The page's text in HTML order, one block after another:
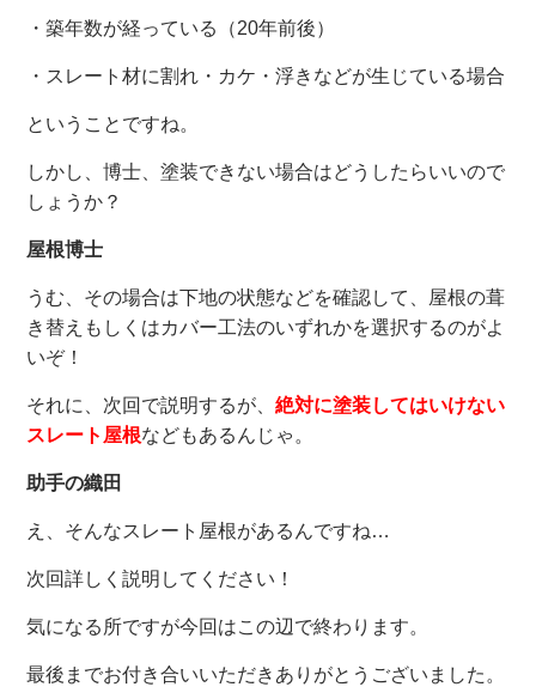
・築年数が経っている（20年前後）
・スレート材に割れ・カケ・浮きなどが生じている場合
ということですね。
しかし、博士、塗装できない場合はどうしたらいいので
しょうか？
屋根博士
うむ、その場合は下地の状態などを確認して、屋根の葺
き替えもしくはカバー工法のいずれかを選択するのがよ
いぞ！
それに、次回で説明するが、絶対に塗装してはいけない
スレート屋根などもあるんじゃ。
助手の織田
え、そんなスレート屋根があるんですね…
次回詳しく説明してください！
気になる所ですが今回はこの辺で終わります。
最後までお付き合いいただきありがとうございました。